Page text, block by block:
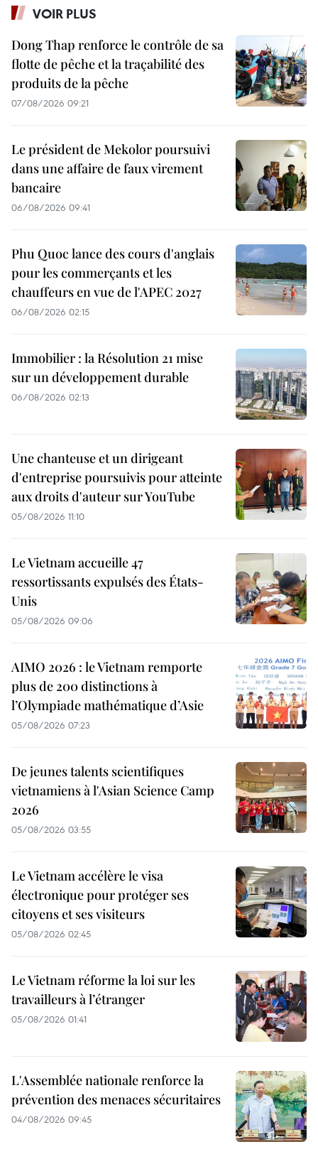
VOIR PLUS
Dong Thap renforce le contrôle de sa
flotte de pêche et la traçabilité des
produits de la pêche
07/08/2026 09:21
Le président de Mekolor poursuivi
dans une affaire de faux virement
bancaire
06/08/2026 09:41
Phu Quoc lance des cours d'anglais
pour les commerçants et les
chauffeurs en vue de l'APEC 2027
06/08/2026 02:15
Immobilier : la Résolution 21 mise
sur un développement durable
06/08/2026 02:13
Une chanteuse et un dirigeant
d'entreprise poursuivis pour atteinte
aux droits d'auteur sur YouTube
05/08/2026 11:10
Le Vietnam accueille 47
ressortissants expulsés des États-
Unis
05/08/2026 09:06
AIMO 2026 : le Vietnam remporte
plus de 200 distinctions à
l’Olympiade mathématique d’Asie
05/08/2026 07:23
De jeunes talents scientifiques
vietnamiens à l'Asian Science Camp
2026
05/08/2026 03:55
Le Vietnam accélère le visa
électronique pour protéger ses
citoyens et ses visiteurs
05/08/2026 02:45
Le Vietnam réforme la loi sur les
travailleurs à l’étranger
05/08/2026 01:41
L'Assemblée nationale renforce la
prévention des menaces sécuritaires
04/08/2026 09:45